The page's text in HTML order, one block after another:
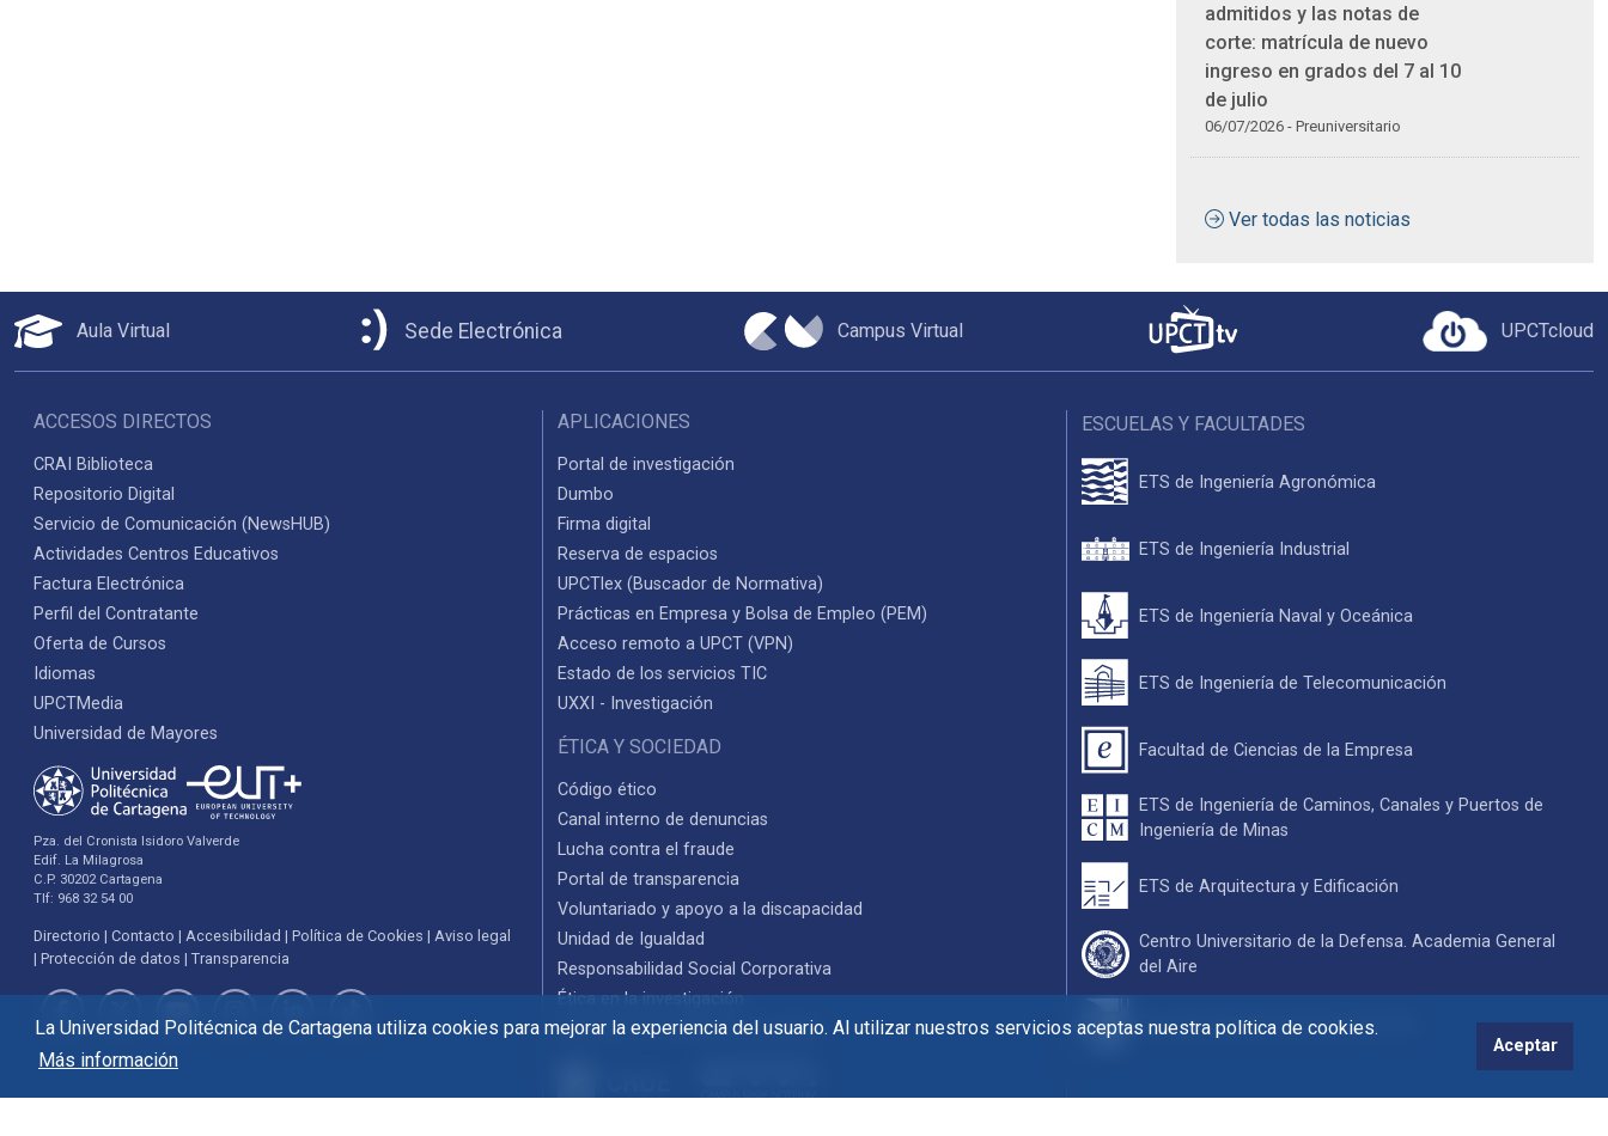
La Universidad Politécnica de Cartagena utiliza cookies para mejorar la experiencia del usuario. Al utilizar nuestros servicios aceptas nuestra política de cookies.
Más información
Aceptar
admitidos y las notas de
corte: matrícula de nuevo
ingreso en grados del 7 al 10
de julio
06/07/2026 - Preuniversitario
Ver todas las noticias
Aula Virtual Sede Electrónica Campus Virtual UPCTcloud
ACCESOS DIRECTOS
CRAI Biblioteca
Repositorio Digital
Servicio de Comunicación (NewsHUB)
Actividades Centros Educativos
Factura Electrónica
Perfil del Contratante
Oferta de Cursos
Idiomas
UPCTMedia
Universidad de Mayores
Pza. del Cronista Isidoro Valverde
Edif. La Milagrosa
C.P. 30202 Cartagena
Tlf: 968 32 54 00
Directorio Contacto Accesibilidad Política de Cookies
Aviso legal
Protección de datos
Transparencia
APLICACIONES
Portal de investigación
Dumbo
Firma digital
Reserva de espacios
UPCTlex (Buscador de Normativa)
Prácticas en Empresa y Bolsa de Empleo (PEM)
Acceso remoto a UPCT (VPN)
Estado de los servicios TIC
UXXI - Investigación
ÉTICA Y SOCIEDAD
Código ético
Canal interno de denuncias
Lucha contra el fraude
Portal de transparencia
Voluntariado y apoyo a la discapacidad
Unidad de Igualdad
Responsabilidad Social Corporativa
Ética en la investigación
Informes de rendición de cuentas
ESCUELAS Y FACULTADES
ETS de Ingeniería Agronómica
ETS de Ingeniería Industrial
ETS de Ingeniería Naval y Oceánica
ETS de Ingeniería de Telecomunicación
Facultad de Ciencias de la Empresa
ETS de Ingeniería de Caminos, Canales y Puertos de
Ingeniería de Minas
ETS de Arquitectura y Edificación
Centro Universitario de la Defensa. Academia General
del Aire
Escuela Internacional de Doctorado